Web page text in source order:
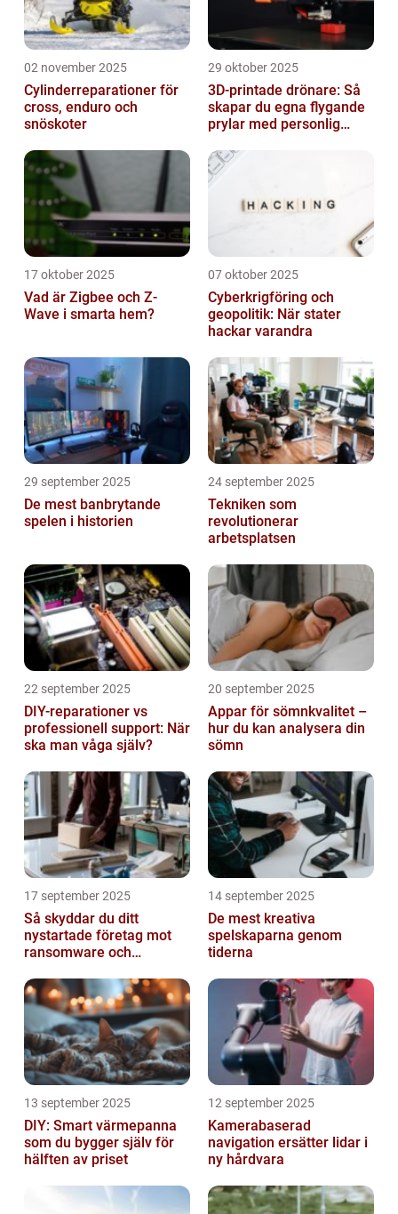
02 november 2025
Cylinderreparationer för
cross, enduro och
snöskoter
29 oktober 2025
3D-printade drönare: Så
skapar du egna flygande
prylar med personlig
17 oktober 2025
Vad är Zigbee och Z-
Wave i smarta hem?
07 oktober 2025
Cyberkrigföring och
geopolitik: När stater
hackar varandra
29 september 2025
De mest banbrytande
spelen i historien
24 september 2025
Tekniken som
revolutionerar
arbetsplatsen
22 september 2025
DIY-reparationer vs
professionell support: När
ska man våga själv?
20 september 2025
Appar för sömnkvalitet –
hur du kan analysera din
sömn
17 september 2025
Så skyddar du ditt
nystartade företag mot
ransomware och
14 september 2025
De mest kreativa
spelskaparna genom
tiderna
13 september 2025
DIY: Smart värmepanna
som du bygger själv för
hälften av priset
12 september 2025
Kamerabaserad
navigation ersätter lidar i
ny hårdvara